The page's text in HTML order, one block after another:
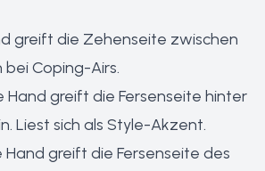
greift die Zehenseite zwischen
bei Coping-Airs.
Hand greift die Fersenseite hinter
Liest sich als Style-Akzent.
Hand greift die Fersenseite des